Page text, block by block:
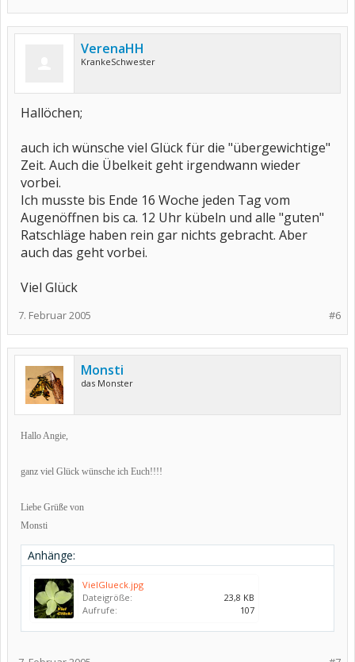
VerenaHH
KrankeSchwester
Hallöchen;
auch ich wünsche viel Glück für die "übergewichtige"
Zeit. Auch die Übelkeit geht irgendwann wieder
vorbei.
Ich musste bis Ende 16 Woche jeden Tag vom
Augenöffnen bis ca. 12 Uhr kübeln und alle "guten"
Ratschläge haben rein gar nichts gebracht. Aber
auch das geht vorbei.
Viel Glück
#6
7. Februar 2005
Monsti
das Monster
Hallo Angie,
ganz viel Glück wünsche ich Euch!!!!
Liebe Grüße von
Monsti
Anhänge:
VielGlueck.jpg
Dateigröße:
23,8 KB
Aufrufe:
107